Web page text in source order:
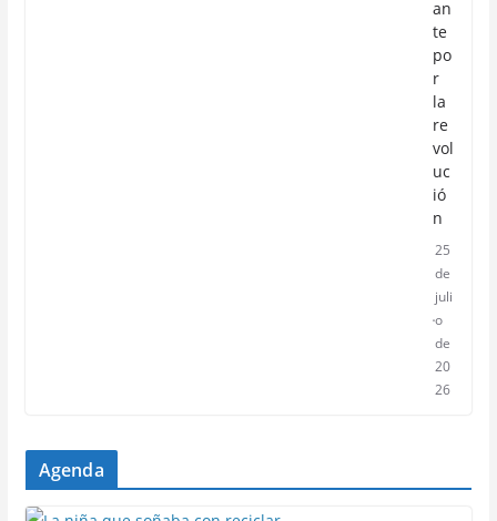
an
te
po
r
la
re
vol
uc
ió
n
25
de
juli
o
de
20
26
Agenda